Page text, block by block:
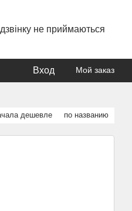
не приймаються
Вход Мой заказ
дешевле по названию